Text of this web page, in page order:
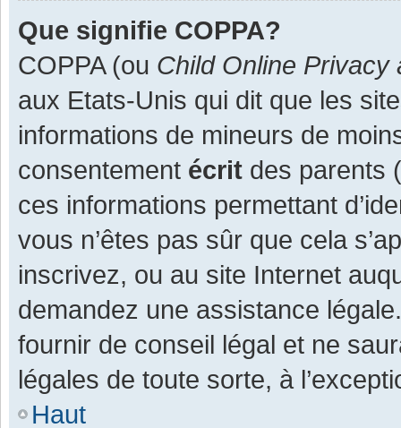
Que signifie COPPA?
COPPA (ou Child Online Privacy
aux Etats-Unis qui dit que les
informations de mineurs de
consentement écrit des parents
ces informations permettant
vous n’êtes pas sûr que cela
inscrivez, ou au site Internet
demandez une assistance
fournir de conseil légal et ne
légales de toute sorte, à
Haut